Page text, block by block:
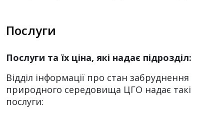
Послуги
Послуги та їх ціна, які надає підрозділ:
Відділ інформації про стан забруднення
природного середовища ЦГО надає такі
послуги: